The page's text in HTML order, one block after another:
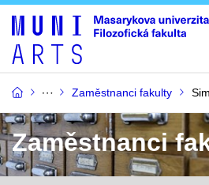
Zaměstnanci fakulty
Zaměstnanci